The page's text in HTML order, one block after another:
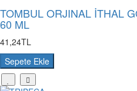
TOMBUL ORJINAL İTHAL
60 ML
41,24TL
Sepete Ekle